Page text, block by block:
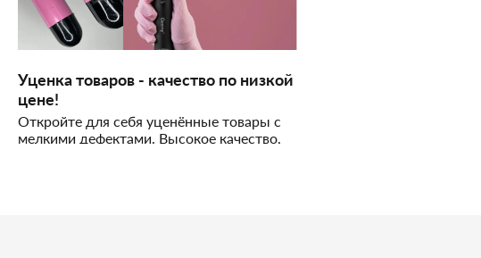
Уценка товаров - качество по низкой
цене!
Откройте для себя уценённые товары с
мелкими дефектами. Высокое качество,